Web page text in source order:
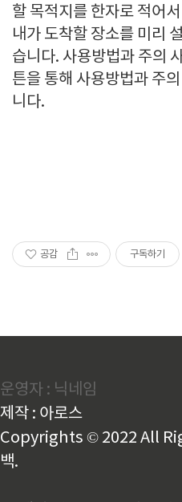
할 목적지를 한자로 적어
내가 도착할 장소를 미리
습니다. 사용방법과 주의
튼을 통해 사용방법과 주
니다.
공감 구독하기
운영자 : 닉네임
제작 : 아로스
Copyrights © 2022 All
백.